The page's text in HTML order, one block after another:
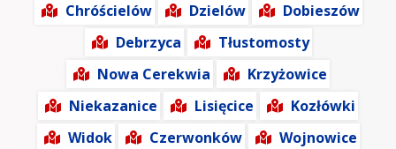
Chróścielów
Dzielów
Dobieszów
Debrzyca
Tłustomosty
Nowa Cerekwia
Krzyżowice
Niekazanice
Lisięcice
Kozłówki
Widok
Czerwonków
Wojnowice